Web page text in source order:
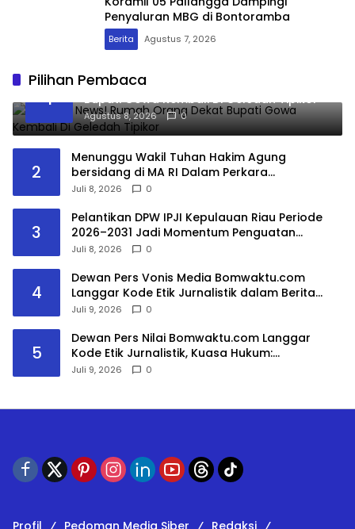
Penyaluran MBG di Bontoramba
Berita Agustus 7, 2026
Pilihan Pembaca
1
Breaking News! Rumah Orang Dekat
Bupati Gowa Kembali Di Geledah Tipikor
Agustus 8, 2026 0
2
Menunggu Wakil Tuhan Hakim Agung
bersidang di MA RI Dalam Perkara
No.10/PDT.G/2025 dan Kasasi
Juli 8, 2026 0
3
Pelantikan DPW IPJI Kepulauan Riau Periode
2026–2031 Jadi Momentum Penguatan
Profesionalisme dan Literasi Bangsa
Juli 8, 2026 0
4
Dewan Pers Vonis Media Bomwaktu.com
Langgar Kode Etik Jurnalistik dalam Berita
DPRD Gowa
Juli 9, 2026 0
5
Dewan Pers Nilai Bomwaktu.com Langgar
Kode Etik Jurnalistik, Kuasa Hukum:
Pemberitaan Menghakimi Tanpa Verifikasi Tak
Juli 9, 2026 0
Profil Pedoman Media Siber Redaksi